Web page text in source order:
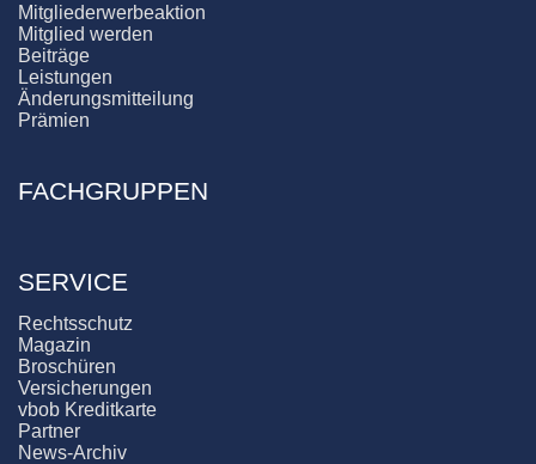
Mitgliederwerbeaktion
Mitglied werden
Beiträge
Leistungen
Änderungsmitteilung
Prämien
FACHGRUPPEN
SERVICE
Rechtsschutz
Magazin
Broschüren
Versicherungen
vbob Kreditkarte
Partner
News-Archiv